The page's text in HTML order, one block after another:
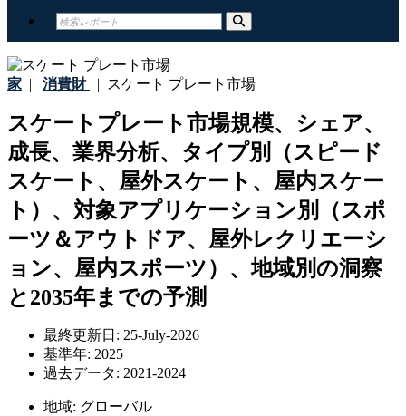
家 | 消費財 | スケート プレート市場
スケートプレート市場規模、シェア、
成長、業界分析、タイプ別（スピード
スケート、屋外スケート、屋内スケー
ト）、対象アプリケーション別（スポ
ーツ＆アウトドア、屋外レクリエーシ
ョン、屋内スポーツ）、地域別の洞察
と2035年までの予測
最終更新日: 25-July-2026
基準年: 2025
過去データ: 2021-2024
地域: グローバル